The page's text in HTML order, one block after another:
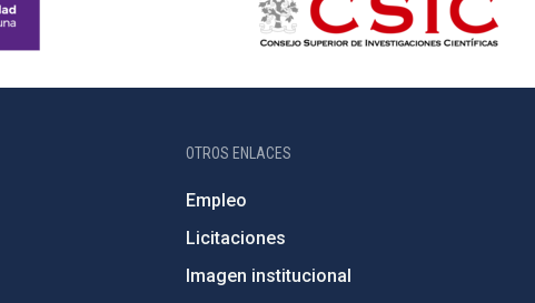
OTROS ENLACES
Empleo
Licitaciones
Imagen institucional